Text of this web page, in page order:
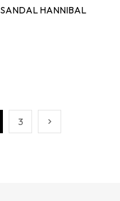
SANDAL HANNIBAL
3